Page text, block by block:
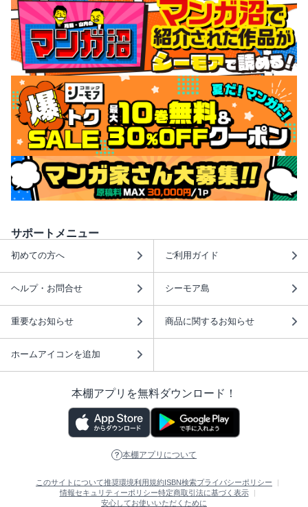
サポートメニュー
初めての方へ ご利用ガイド
ヘルプ・お問合せ シーモア島
重要なお知らせ 商品に関するお知らせ
ホームアイコンを追加
本棚アプリを無料ダウンロード！
本棚アプリについて
このサイトについて推奨環境利用規約 ISBN検索プライバシーポリシー
情報セキュリティーポリシー特定商取引法に基づく表示
安心してお使いいただくために